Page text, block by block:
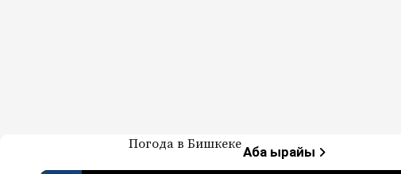
7-канал. Жаңылыктар —
Жаңылыктар — Кыргызстан
Погода в БишкекеАба ырайы